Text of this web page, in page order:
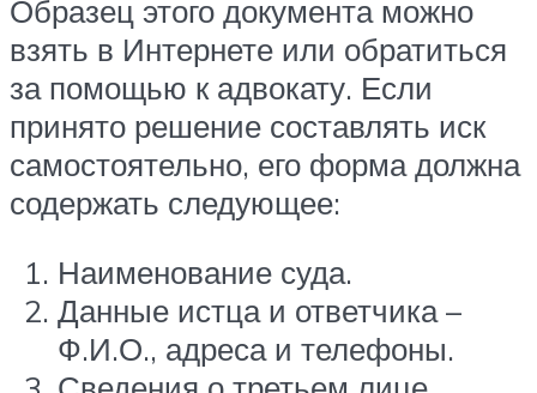
Образец этого документа можно
взять в Интернете или обратиться
за помощью к адвокату. Если
принято решение составлять иск
самостоятельно, его форма должна
содержать следующее:
Наименование суда.
Данные истца и ответчика –
Ф.И.О., адреса и телефоны.